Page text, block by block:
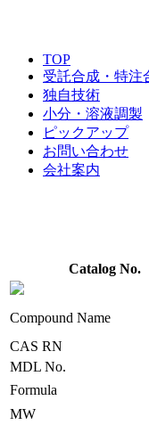
TOP
受託合成・特注
独自技術
小分・溶液調製
ピックアップ
お問い合わせ
会社案内
Catalog No.
Compound Name
CAS RN
MDL No.
Formula
MW